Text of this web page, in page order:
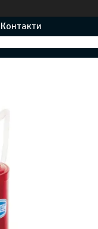
Контакти